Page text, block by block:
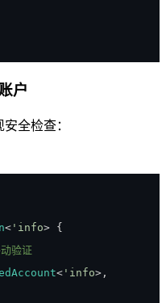
户
全检查：
< 'info> {
验证
< 'info> ,